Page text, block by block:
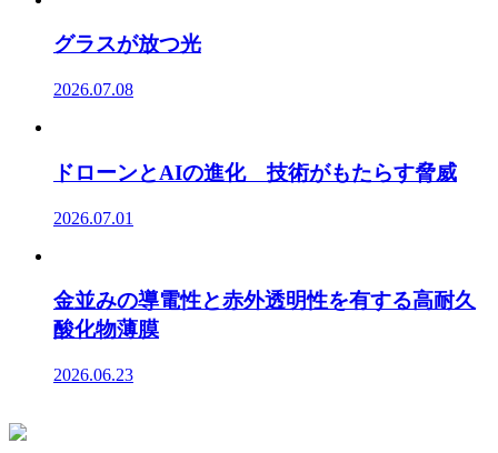
グラスが放つ光
2026.07.08
ドローンとAIの進化 技術がもたらす脅威
2026.07.01
金並みの導電性と赤外透明性を有する高耐久
酸化物薄膜
2026.06.23